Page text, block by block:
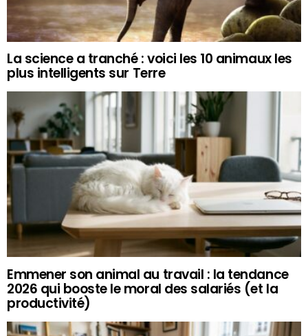
La science a tranché : voici les 10 animaux les
plus intelligents sur Terre
Emmener son animal au travail : la tendance
2026 qui booste le moral des salariés (et la
productivité)